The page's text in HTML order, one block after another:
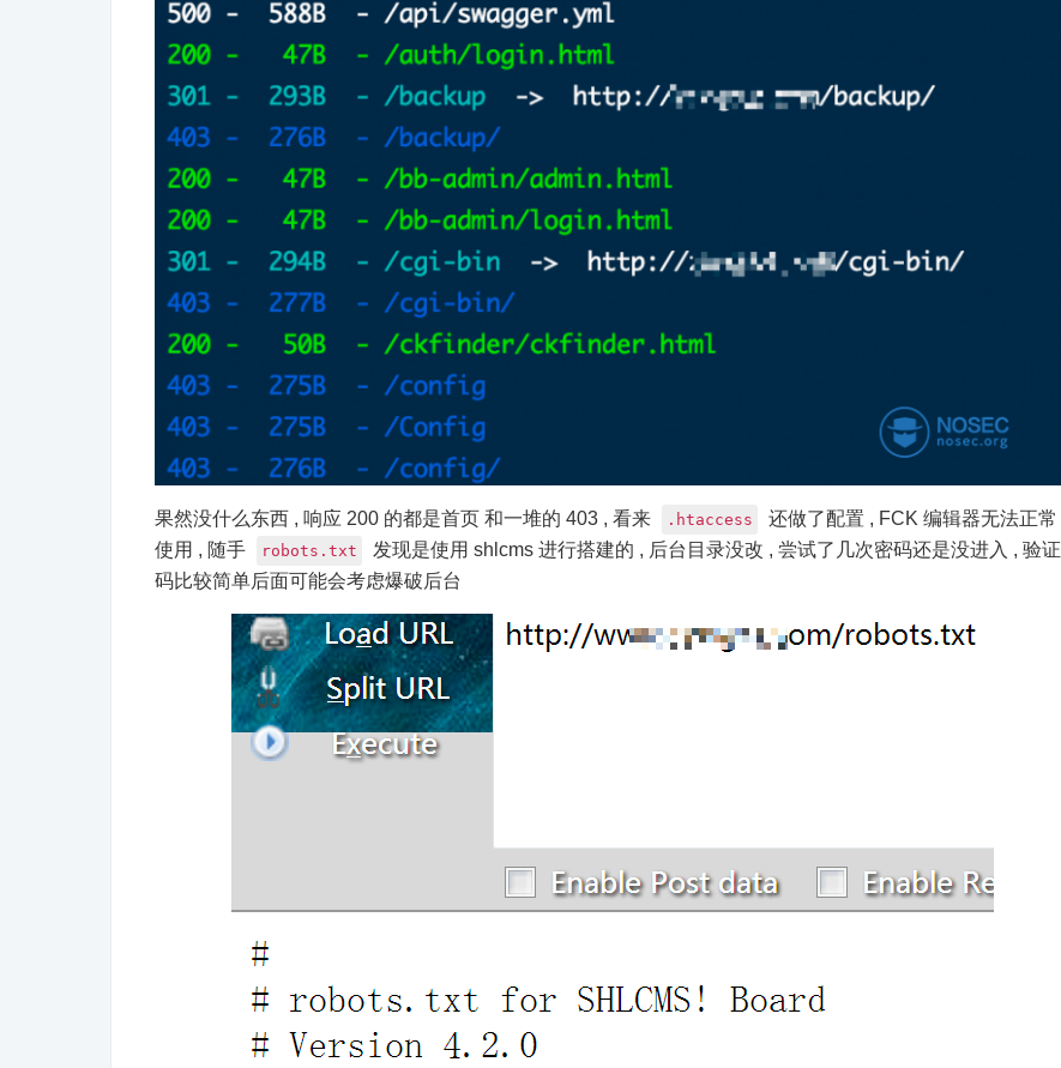
果然没什么东西 , 响应 200 的都是首页 和一堆的 403 , 看来 .htaccess
还做了配置 , FCK 编辑器无法正常
使用 , 随手
robots.txt
发现是使用 shlcms 进行搭建的 , 后台目录没改 , 尝试了几次密码还是没进入 , 验证
码比较简单后面可能会考虑爆破后台